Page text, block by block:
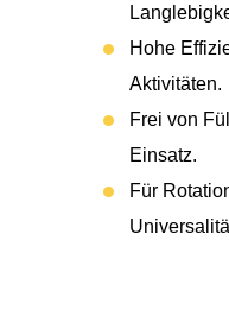
Hohe
Aktivitäten.
Frei von
Einsatz.
Für